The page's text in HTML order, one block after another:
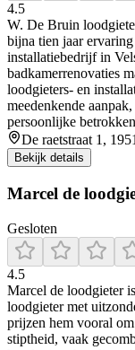
4.5
W. De Bruin
bijna tien jaar
installatiebedrijf in
badkamerrenovaties
loodgieters- en
meedenkende
persoonlijke
De raetstraat 1,
Bekijk details
Marcel de
Gesloten
4.5
Marcel de loodgieter
loodgieter met
prijzen hem vooral
stiptheid, vaak